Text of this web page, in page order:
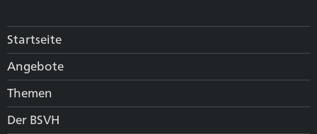
Startseite
Angebote
Themen
Der BSVH